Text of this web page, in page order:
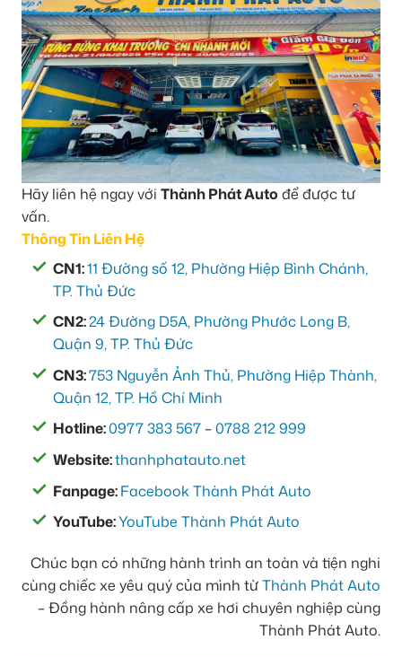
Hãy liên hệ ngay với Thành Phát Auto để được tư
vấn.
Thông Tin Liên Hệ
CN1:11 Đường số 12, Phường Hiệp Bình Chánh,
TP. Thủ Đức
CN2:24 Đường D5A, Phường Phước Long B,
Quận 9, TP. Thủ Đức
CN3:753 Nguyễn Ảnh Thủ, Phường Hiệp Thành,
Quận 12, TP. Hồ Chí Minh
Hotline:0977 383 567 –0788 212 999
Website:thanhphatauto.net
Fanpage:Facebook Thành Phát Auto
YouTube:YouTube Thành Phát Auto
Chúc bạn có những hành trình an toàn và tiện nghi
cùng chiếc xe yêu quý của mình từThành Phát Auto
– Đồng hành nâng cấp xe hơi chuyên nghiệp cùng
Thành Phát Auto.